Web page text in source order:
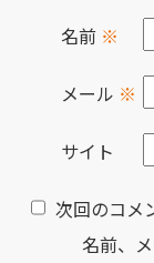
名前 ※
メール ※
サイト
次回のコメ
名前、